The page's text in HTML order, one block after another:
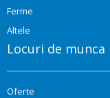
Ferme
Altele
Locuri de munca
Oferte